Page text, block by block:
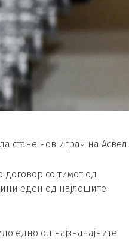
стане нов играч на Асвел.
со тимот од
еден од најлошите
едно од најзначајните